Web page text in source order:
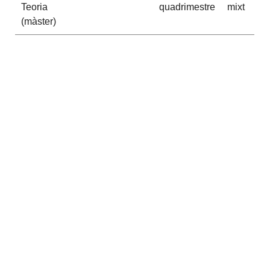
Teoria
(màster)
quadrimestre
mixt